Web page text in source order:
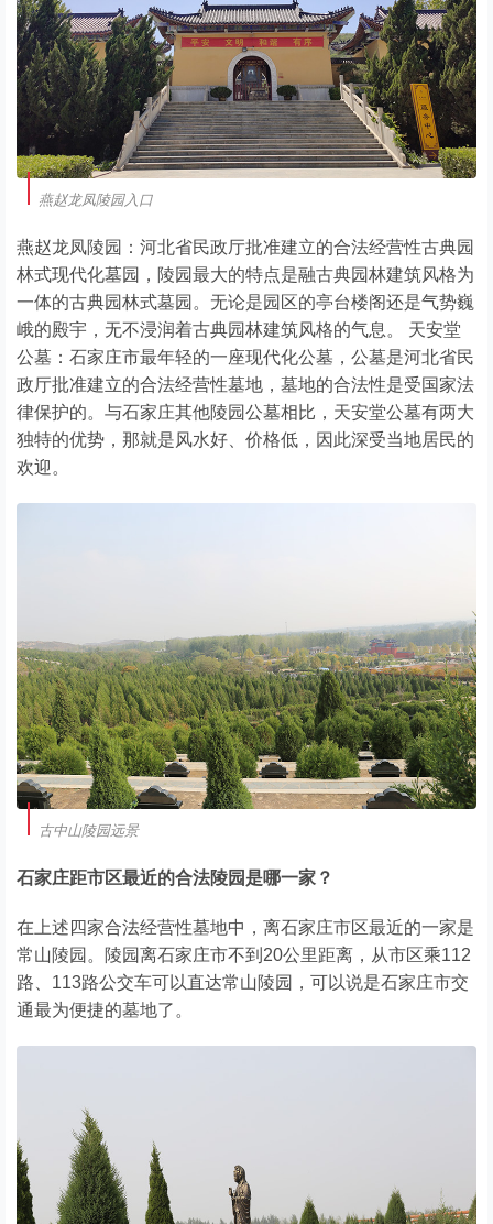
燕赵龙凤陵园入口
燕赵龙凤陵园：河北省民政厅批准建立的合法经营性古典园
林式现代化墓园，陵园最大的特点是融古典园林建筑风格为
一体的古典园林式墓园。无论是园区的亭台楼阁还是气势巍
峨的殿宇，无不浸润着古典园林建筑风格的气息。 天安堂
公墓：石家庄市最年轻的一座现代化公墓，公墓是河北省民
政厅批准建立的合法经营性墓地，墓地的合法性是受国家法
律保护的。与石家庄其他陵园公墓相比，天安堂公墓有两大
独特的优势，那就是风水好、价格低，因此深受当地居民的
欢迎。
古中山陵园远景
石家庄距市区最近的合法陵园是哪一家？
在上述四家合法经营性墓地中，离石家庄市区最近的一家是
常山陵园。陵园离石家庄市不到20公里距离，从市区乘112
路、113路公交车可以直达常山陵园，可以说是石家庄市交
通最为便捷的墓地了。